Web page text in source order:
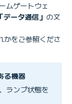
ムゲートウェ
データ通信」 の文
かをご参照くださ
る機器
ランプ状態を